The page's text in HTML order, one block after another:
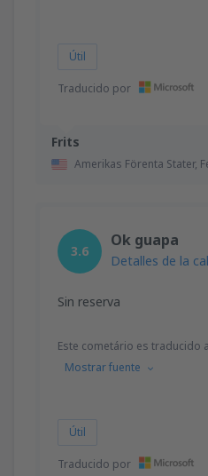
Frits
Amerikas Förenta Stater,
Útil
Traducido por
3.6
Ok guapa
Detalles de la
Sin reserva
Este cometário es traducido
Mostrar fuente
Útil
Traducido por